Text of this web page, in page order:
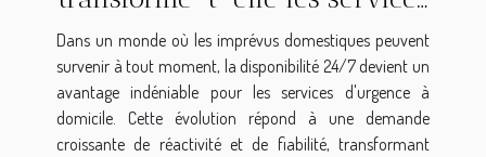
d'urgence domestique ?
Dans un monde où les imprévus domestiques peuvent
survenir à tout moment, la disponibilité 24/7 devient un
avantage indéniable pour les services d'urgence à
domicile. Cette évolution répond à une demande
croissante de réactivité et de fiabilité, transformant